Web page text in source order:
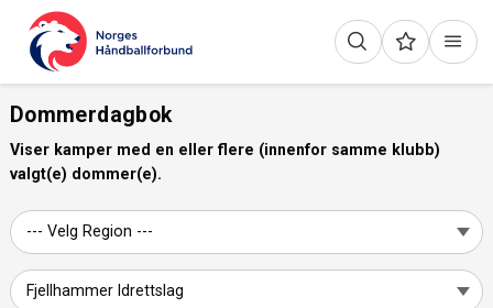
Dommerdagbok
Viser kamper med en eller flere (innenfor samme klubb)
valgt(e) dommer(e).